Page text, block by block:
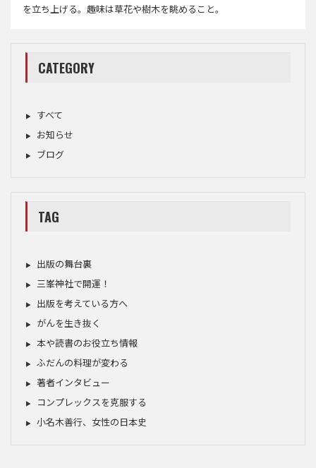
を立ち上げる。趣味は草花や樹木を眺めること。
CATEGORY
すべて
お知らせ
ブログ
TAG
出版の舞台裏
三峯神社で開運！
出版を考えている方へ
がんを生き抜く
本や読書のお役立ち情報
ふだんの料理が変わる
著者インタビュー
コンプレックスを克服する
小名木善行、女性の日本史